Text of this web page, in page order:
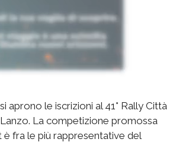
aprono le iscrizioni al 41° Rally Città
La competizione promossa
fra le più rappresentative del